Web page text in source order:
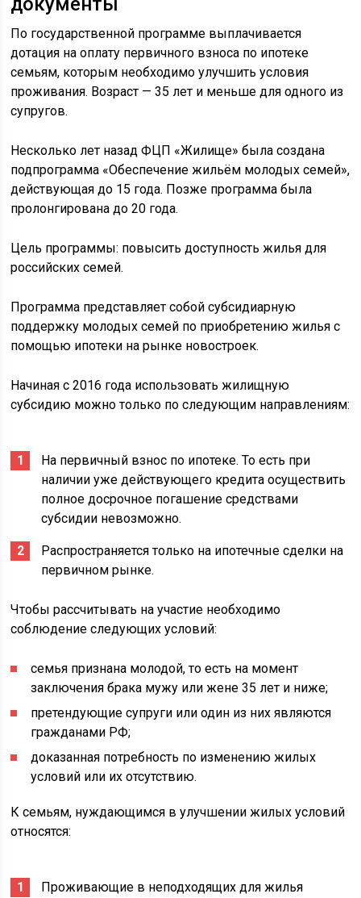
По государственной программе выплачивается
дотация на оплату первичного взноса по ипотеке
семьям, которым необходимо улучшить условия
проживания. Возраст — 35 лет и меньше для одного из
супругов.
Несколько лет назад ФЦП «Жилище» была создана
подпрограмма «Обеспечение жильём молодых семей»,
действующая до 15 года. Позже программа была
пролонгирована до 20 года.
Цель программы: повысить доступность жилья для
российских семей.
Программа представляет собой субсидиарную
поддержку молодых семей по приобретению жилья с
помощью ипотеки на рынке новостроек.
Начиная с 2016 года использовать жилищную
субсидию можно только по следующим направлениям:
На первичный взнос по ипотеке. То есть при
наличии уже действующего кредита осуществить
полное досрочное погашение средствами
субсидии невозможно.
Распространяется только на ипотечные сделки на
первичном рынке.
Чтобы рассчитывать на участие необходимо
соблюдение следующих условий:
семья признана молодой, то есть на момент
заключения брака мужу или жене 35 лет и ниже;
претендующие супруги или один из них являются
гражданами РФ;
доказанная потребность по изменению жилых
условий или их отсутствию.
К семьям, нуждающимся в улучшении жилых условий
относятся:
Проживающие в неподходящих для жилья